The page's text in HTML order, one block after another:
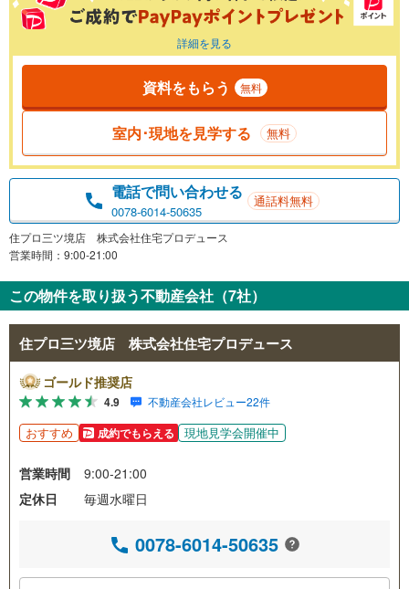
詳細を見る
資料をもらう 無料
室内･現地を見学する 無料
電話で問い合わせる
0078-6014-50635
通話料無料
住プロ三ツ境店 株式会社住宅プロデュース
営業時間：9:00-21:00
この物件を取り扱う不動産会社（7社）
住プロ三ツ境店 株式会社住宅プロデュース
ゴールド推奨店
4.9 不動産会社レビュー22件
おすすめ 成約でもらえる 現地見学会開催中
営業時間
9:00-21:00
定休日
毎週水曜日
0078-6014-50635